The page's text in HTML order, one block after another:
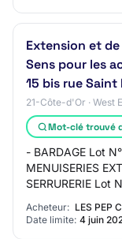
Extension et
Sens pour les
15 bis rue Saint
21-Côte-d'Or · West
Mot-clé trouvé
- BARDAGE Lot
MENUISERIES
SERRURERIE Lot
N°09
Acheteur: LES PEP
Date limite: 4 juin